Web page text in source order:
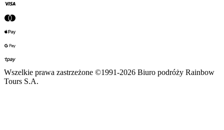
Wszelkie prawa zastrzeżone ©1991-2026 Biuro podróży Rainbow
Tours S.A.